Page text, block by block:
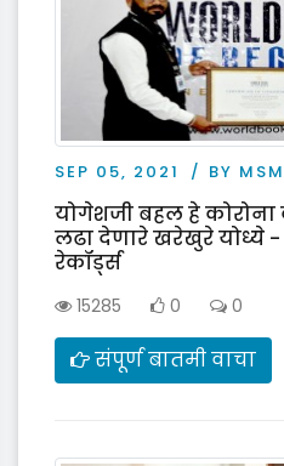
SEP 05, 2021 BY
योगेशजी बहल हे
लढा देणारे खरेखुरे
रेकॉर्ड्स
15285 0 0
संपूर्ण बातमी वाचा